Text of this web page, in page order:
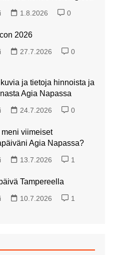
1.8.2026 0
2026
27.7.2026 0
ja tietoja hinnoista ja
Agia Napassa
24.7.2026 0
meni viimeiset
Agia Napassa?
13.7.2026 1
Tampereella
10.7.2026 1